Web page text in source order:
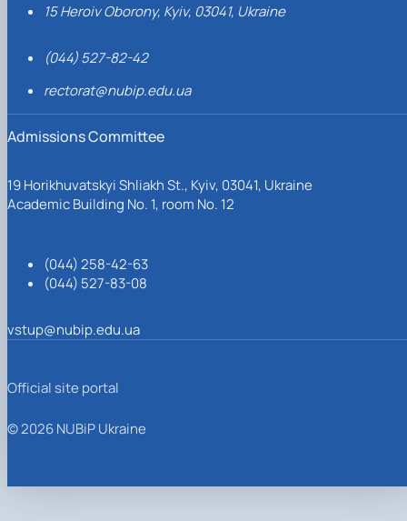
15 Heroiv Oborony, Kyiv, 03041, Ukraine
(044) 527-82-42
rectorat@nubip.edu.ua
Admissions Committee
19 Horikhuvatskyi Shliakh St., Kyiv, 03041, Ukraine
Academic Building No. 1, room No. 12
(044) 258-42-63
(044) 527-83-08
vstup@nubip.edu.ua
Official site portal
© 2026 NUBiP Ukraine